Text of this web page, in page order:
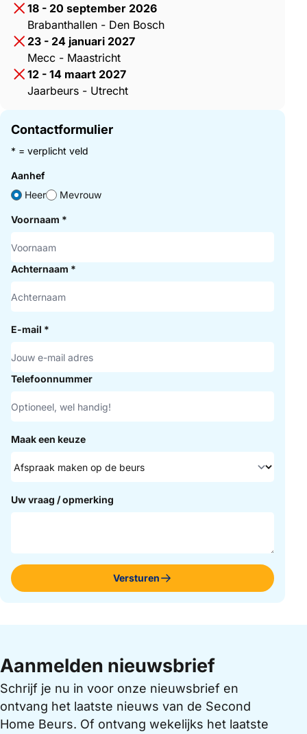
18 - 20 september 2026
Brabanthallen - Den Bosch
23 - 24 januari 2027
Mecc - Maastricht
12 - 14 maart 2027
Jaarbeurs - Utrecht
Contactformulier
* = verplicht veld
Aanhef
Heer
Mevrouw
Voornaam *
Achternaam *
E-mail *
Telefoonnummer
Maak een keuze
Uw vraag / opmerking
Versturen
Aanmelden nieuwsbrief
Schrijf je nu in voor onze nieuwsbrief en
ontvang het laatste nieuws van de Second
Home Beurs. Of ontvang wekelijks het laatste